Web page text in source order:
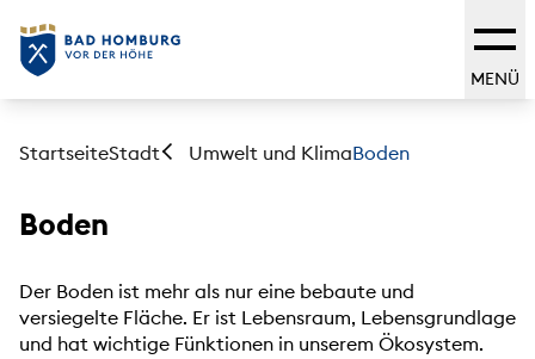
MENÜ
StartseiteStadt Umwelt und KlimaBoden
Boden
Der Boden ist mehr als nur eine bebaute und
versiegelte Fläche. Er ist Lebensraum, Lebensgrundlage
und hat wichtige Fünktionen in unserem Ökosystem.